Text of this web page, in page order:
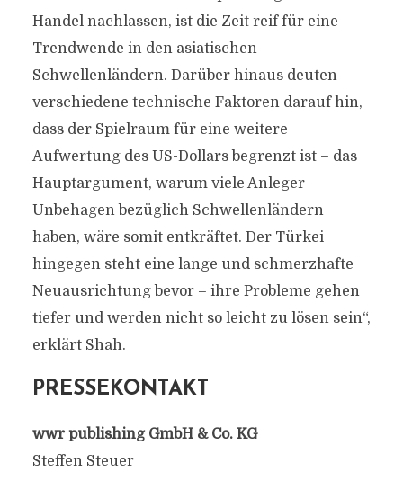
Handel nachlassen, ist die Zeit reif für eine
Trendwende in den asiatischen
Schwellenländern. Darüber hinaus deuten
verschiedene technische Faktoren darauf hin,
dass der Spielraum für eine weitere
Aufwertung des US-Dollars begrenzt ist – das
Hauptargument, warum viele Anleger
Unbehagen bezüglich Schwellenländern
haben, wäre somit entkräftet. Der Türkei
hingegen steht eine lange und schmerzhafte
Neuausrichtung bevor – ihre Probleme gehen
tiefer und werden nicht so leicht zu lösen sein“,
erklärt Shah.
PRESSEKONTAKT
wwr publishing GmbH & Co. KG
Steffen Steuer